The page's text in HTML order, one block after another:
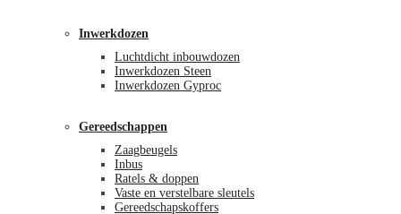
Inwerkdozen
Luchtdicht inbouwdozen
Inwerkdozen Steen
Inwerkdozen Gyproc
Gereedschappen
Zaagbeugels
Inbus
Ratels & doppen
Vaste en verstelbare sleutels
Gereedschapskoffers